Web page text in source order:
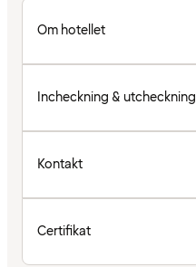
Om hotellet
Incheckning & utcheckning
Kontakt
Certifikat